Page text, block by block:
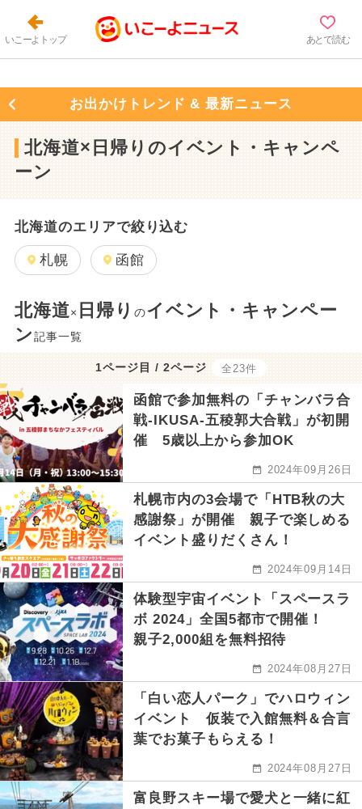
いこーよトップ あとで読む
お出かけトレンド & 最新ニュース
北海道×日帰りのイベント・キャンペ
ーン
北海道のエリアで絞り込む
札幌 函館
北海道× 日帰り のイベント・キャンペー
ン記事一覧
1ページ目 / 2ページ 全23件
函館で参加無料の「チャンバラ合
戦-IKUSA-五稜郭大合戦」が初開
催 5歳以上から参加OK
2024年09月26日
札幌市内の3会場で「HTB秋の大
感謝祭」が開催 親子で楽しめる
イベント盛りだくさん！
2024年09月14日
体験型宇宙イベント「スペースラ
ボ 2024」全国5都市で開催！
親子2,000組を無料招待
2024年08月27日
「白い恋人パーク」でハロウィン
イベント 仮装で入館無料＆合言
葉でお菓子もらえる！
2024年08月27日
富良野スキー場で愛犬と一緒に紅